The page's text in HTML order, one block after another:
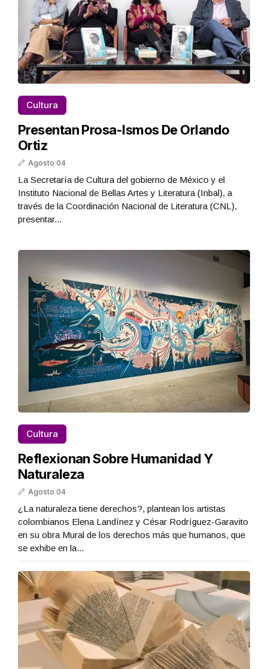
Cultura
Presentan Prosa-Ismos De Orlando
Ortiz
Agosto 04
La Secretaría de Cultura del gobierno de México y el
Instituto Nacional de Bellas Artes y Literatura (Inbal), a
través de la Coordinación Nacional de Literatura (CNL),
presentar...
Cultura
Reflexionan Sobre Humanidad Y
Naturaleza
Agosto 04
¿La naturaleza tiene derechos?, plantean los artistas
colombianos Elena Landínez y César Rodríguez-Garavito
en su obra Mural de los derechos más que humanos, que
se exhibe en la...